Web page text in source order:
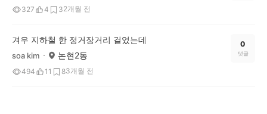
327 4 32개월 전
겨우 지하철 한 정거장거리 걸었는데
soa kim 논현2동
494 11 83개월 전
0
댓글